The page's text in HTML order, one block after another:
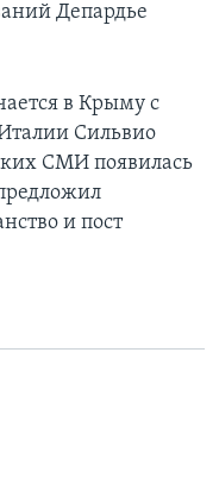
Депардье
в Крыму с
Сильвио
СМИ появилась
и пост